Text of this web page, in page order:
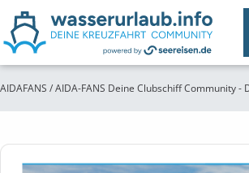
AIDAFANS / AIDA-FANS Deine Clubschiff Community